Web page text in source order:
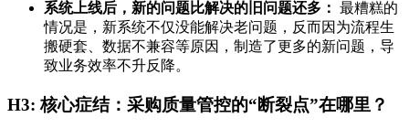
系统上线后，新的问题比解决的旧问题还多： 最糟糕的
情况是，新系统不仅没能解决老问题，反而因为流程生
搬硬套、数据不兼容等原因，制造了更多的新问题，导
致业务效率不升反降。
H3: 核心症结：采购质量管控的“断裂点”在哪里？